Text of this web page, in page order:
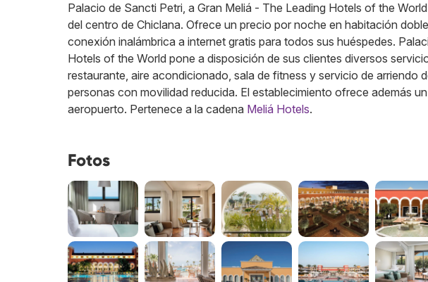
Palacio de Sancti Petri, a Gran Meliá - The Leading Hotels of the
del centro de Chiclana. Ofrece un precio por noche en habitación
conexión inalámbrica a internet gratis para todos sus huéspedes.
Hotels of the World pone a disposición de sus clientes diversos
restaurante, aire acondicionado, sala de fitness y servicio de arriendo
personas con movilidad reducida. El establecimiento ofrece además
aeropuerto. Pertenece a la cadena Meliá Hotels.
Fotos